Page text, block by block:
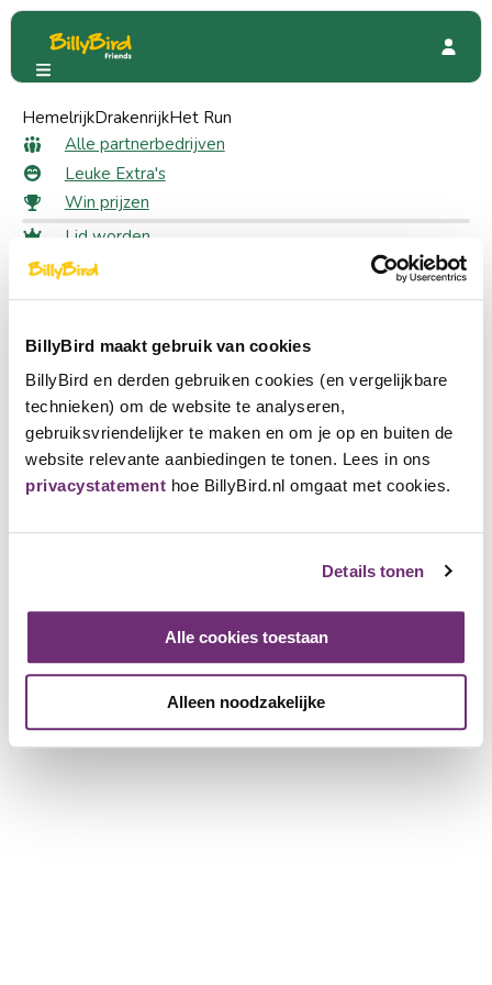
BillyBird maakt gebruik van cookies
BillyBird en derden gebruiken cookies (en vergelijkbare
technieken) om de website te analyseren,
gebruiksvriendelijker te maken en om je op en buiten de
website relevante aanbiedingen te tonen. Lees in ons
privacystatement hoe BillyBird.nl omgaat met cookies.
Details tonen
Alle cookies toestaan
Alleen noodzakelijke
HemelrijkDrakenrijkHet Run
Alle partnerbedrijven
Leuke Extra's
Win prijzen
Lid worden
Inloggen
Taal kiezen
Nederlands
English
Deutsch
Partner worden
Plopsaland Theater Hotel en Village
Alle beoordelingen voor
Plopsaland Theater Hotel en
Village
Plaats een beoordeling
Schrijf een review voor deze pagina.
Snel naar
Alle partnerbedrijven
Leuke Extra's
Cadeaubon
Werken bij BillyBird
Exploitatie strandbaden